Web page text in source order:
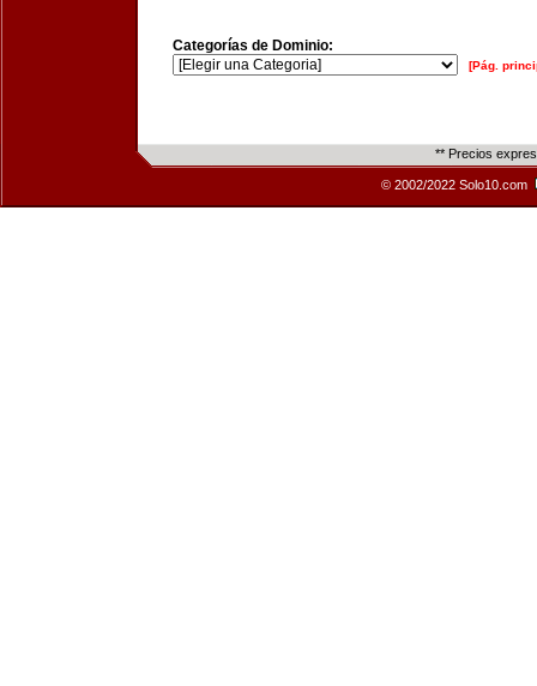
Categorías de Dominio:
[Pág.
** Precios
© 2002/2022 Solo10.com